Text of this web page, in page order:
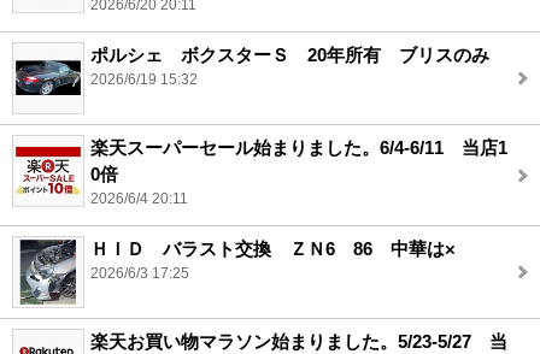
2026/6/20 20:11
ポルシェ ボクスターＳ 20年所有 ブリスのみ
2026/6/19 15:32
楽天スーパーセール始まりました。6/4-6/11 当店1
0倍
2026/6/4 20:11
ＨＩＤ バラスト交換 ＺＮ6 86 中華は×
2026/6/3 17:25
楽天お買い物マラソン始まりました。5/23-5/27 当